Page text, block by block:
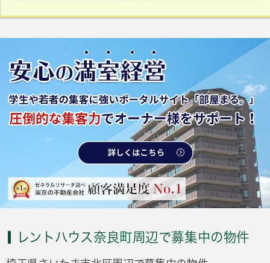
レントハウス奈良町周辺で募集中の物件